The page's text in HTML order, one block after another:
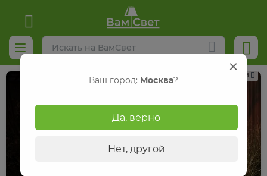
Реклама
Ваш город: Москва?
Да, верно
Нет, другой